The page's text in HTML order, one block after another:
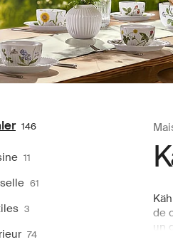
146
11
61
3
74
de
un